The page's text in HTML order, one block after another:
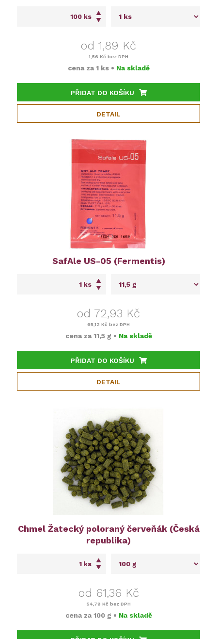
ks
od 1,89 Kč
1,56 Kč bez DPH
cena za 1 ks • Na skladě
PŘIDAT DO KOŠÍKU
DETAIL
SafAle US-05 (Fermentis)
ks
od 72,93 Kč
65,12 Kč bez DPH
cena za 11,5 g • Na skladě
PŘIDAT DO KOŠÍKU
DETAIL
Chmel Žatecký poloraný červeňák (Česká
republika)
ks
od 61,36 Kč
54,79 Kč bez DPH
cena za 100 g • Na skladě